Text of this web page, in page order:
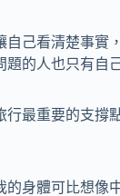
己看清楚事實
的人也只有自
行最重要的支
身體可比想像